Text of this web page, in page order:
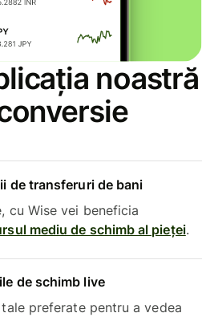
noastră
de transferuri de bani
cu Wise vei beneficia
mediu de schimb al pieței.
de schimb live
preferate pentru a vedea